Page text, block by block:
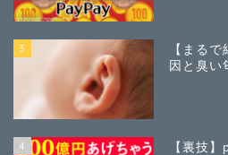
3
【まる
因と臭い
4
【裏技